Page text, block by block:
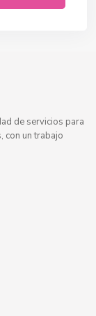
de servicios para
con un trabajo